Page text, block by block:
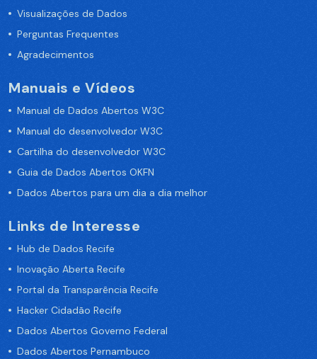
Visualizações de Dados
Perguntas Frequentes
Agradecimentos
Manuais e Vídeos
Manual de Dados Abertos W3C
Manual do desenvolvedor W3C
Cartilha do desenvolvedor W3C
Guia de Dados Abertos OKFN
Dados Abertos para um dia a dia melhor
Links de Interesse
Hub de Dados Recife
Inovação Aberta Recife
Portal da Transparência Recife
Hacker Cidadão Recife
Dados Abertos Governo Federal
Dados Abertos Pernambuco